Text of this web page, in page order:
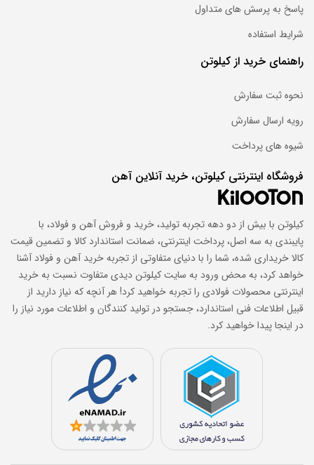
پاسخ به پرسش های متداول
شرایط استفاده
راهنمای خرید از کیلوتن
نحوه ثبت سفارش
رویه ارسال سفارش
شیوه های پرداخت
فروشگاه اینترنتی کیلوتن، خرید آنلاین آهن
کیلوتن با بیش از دو دهه تجربه تولید، خرید و فروش آهن و فولاد، با
پایبندی به سه اصل، پرداخت اینترنتی، ضمانت استاندارد کالا و تضمین قیمت
کالا خریداری شده، شما را با دنیای متفاوتی از تجربه خرید آهن و فولاد آشنا
خواهد کرد، به محض ورود به سایت کیلوتن دیدی متفاوت نسبت به خرید
اینترنتی محصولات فولادی را تجربه خواهید کرد! هر آنچه که نیاز دارید از
قبیل اطلاعات فنی استاندارد، جستجو در تولید کنندگان و اطلاعات مورد نیاز را
در اینجا پیدا خواهید کرد.